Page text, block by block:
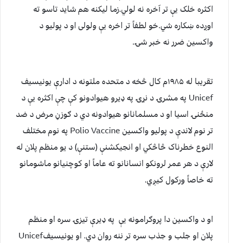
اکثره خلک یې تر آخره نه لولي.زما لیکنه هم شاید تاسو ته
اوږده ښکاره شي.خو لطفاً تر اخره یې ولولی او د پولیو د
واکسین ضرر نه خبر شۍ.
تقریبا له ۱۹۸۵م کال څخه د متحده ملتونه د ادارې یونیسیف
Unicef په مشرۍ د نړۍ په ډیرو هیوادونو کې چې اکثره یې د
منځنۍ اسیا او د مسلمانانو هیوادونه دي د ګوزڼ مرض د ضد
تر نوم لاندې د پولیو واکسین Polio Vaccine په نوم مختلف
النوع خطرناک څاڅکي او انجیکشنې (ستنې) د یو منظم پلان له
لارې د هر عمر لرونکو انسانانو ته عاماً او کوچنیانو ماشومانو
ته خاصاً ورکول کیږي.
او د واکسین دا پروګرامونه یې په ډیرې تیزۍ سره او منظم
پلان او جلب و جذب سره تر ننه روان دي. او یونیسیفUnicef